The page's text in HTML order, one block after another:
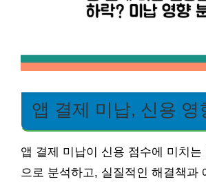
앱 결제 미납, 신용 영
앱 결제 미납이 신용 점수에 미치는
으로 분석하고, 실질적인 해결책과